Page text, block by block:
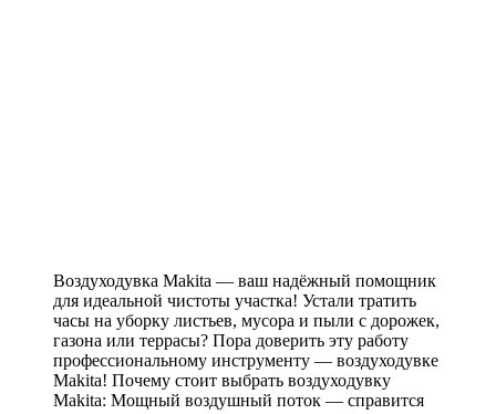
Воздуходувка Makita — ваш надёжный помощник
для идеальной чистоты участка! Устали тратить
часы на уборку листьев, мусора и пыли с дорожек,
газона или террасы? Пора доверить эту работу
профессиональному инструменту — воздуходувке
Makita! Почему стоит выбрать воздуходувку
Makita: Мощный воздушный поток — справится